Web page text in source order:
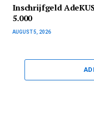
Inschrijfgeld
5.000
AUGUST 5, 2026